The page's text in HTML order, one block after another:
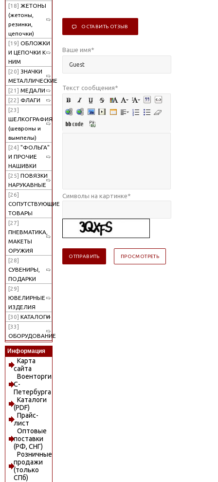
[18] ЖЕТОНЫ
(жетоны,
резинки,
цепочки)
[19] ОБЛОЖКИ
И ЦЕПОЧКИ К
НИМ
[20] ЗНАЧКИ
МЕТАЛЛИЧЕСКИЕ
[21] МЕДАЛИ
[22] ФЛАГИ
[23]
ШЕЛКОГРАФИЯ
(шевроны и
вымпелы)
[24] "ФОЛЬГА"
И ПРОЧИЕ
НАШИВКИ
[25] ПОВЯЗКИ
НАРУКАВНЫЕ
[26]
СОПУТСТВУЮЩИЕ
ТОВАРЫ
[27]
ПНЕВМАТИКА,
МАКЕТЫ
ОРУЖИЯ
[28]
СУВЕНИРЫ,
ПОДАРКИ
[29]
ЮВЕЛИРНЫЕ
ИЗДЕЛИЯ
[30] КАТАЛОГИ
[33]
ОБОРУДОВАНИЕ
Информация
Карта
сайта
Военторги
С-
Петербурга
Каталоги
(PDF)
Прайс-
лист
Оптовые
поставки
(РФ, СНГ)
Розничные
продажи
(только
СПб)
ОСТАВИТЬ ОТЗЫВ
Ваше имя*
Текст сообщения*
Символы на картинке*